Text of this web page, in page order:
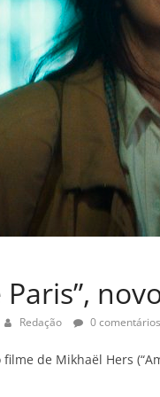
Paris”,
Redação 0 comentários
filme de Mikhaël Hers